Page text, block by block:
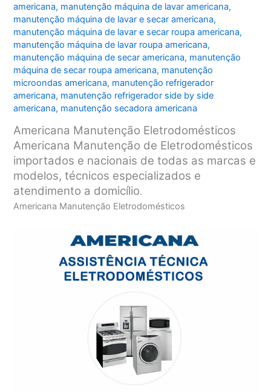
americana, manutenção máquina de lavar americana,
manutenção máquina de lavar e secar americana,
manutenção máquina de lavar e secar roupa americana,
manutenção máquina de lavar roupa americana,
manutenção máquina de secar americana, manutenção
máquina de secar roupa americana, manutenção
microondas americana, manutenção refrigerador
americana, manutenção refrigerador side by side
americana, manutenção secadora americana
Americana Manutenção Eletrodomésticos
Americana Manutenção de Eletrodomésticos
importados e nacionais de todas as marcas e
modelos, técnicos especializados e
atendimento a domicílio.
Americana Manutenção Eletrodomésticos